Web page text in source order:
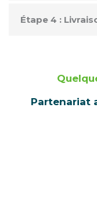
Étape 4 :
Partenariat